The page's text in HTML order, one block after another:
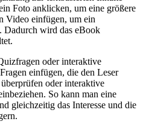
Foto anklicken, um eine größere
Video einfügen, um ein
​Dadurch wird das eBook
oder interaktive
einfügen,‌ die den Leser⁣
oder interaktive
So kann man eine
gleichzeitig das Interesse und die